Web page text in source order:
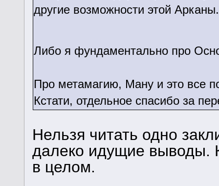
другие возможности этой Арканы.
Либо я фундаментально про
Про метамагию, Ману и это все
Кстати, отдельное спасибо за
Нельзя читать одно
далеко идущие выводы.
в целом.